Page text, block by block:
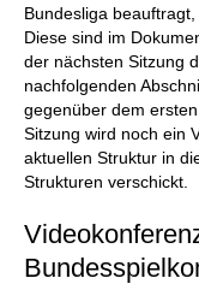
Bundesliga
Diese sind im
der nächsten Sitzung
nachfolgenden
gegenüber dem
Sitzung wird noch ein
aktuellen Struktur in
Strukturen verschickt.